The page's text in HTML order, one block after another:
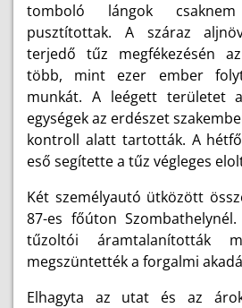
tomboló lángok
pusztítottak. A száraz
terjedő tűz megfékezésén
több, mint ezer ember
munkát. A leégett területet
egységek az erdészet
kontroll alatt tartották. A
eső segítette a tűz végleges
Két személyautó ütközött
87-es főúton
tűzoltói áramtalanították
megszüntették a forgalmi
Elhagyta az utat és az